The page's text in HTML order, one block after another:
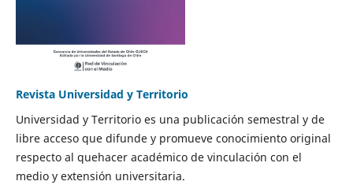
Revista Universidad y Territorio
Universidad y Territorio es una publicación semestral y de
libre acceso que difunde y promueve conocimiento original
respecto al quehacer académico de vinculación con el
medio y extensión universitaria.